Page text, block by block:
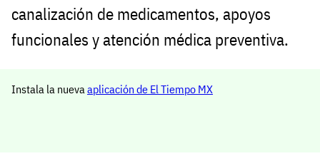
canalización de medicamentos, apoyos
funcionales y atención médica preventiva.
Instala la nueva aplicación de El Tiempo MX